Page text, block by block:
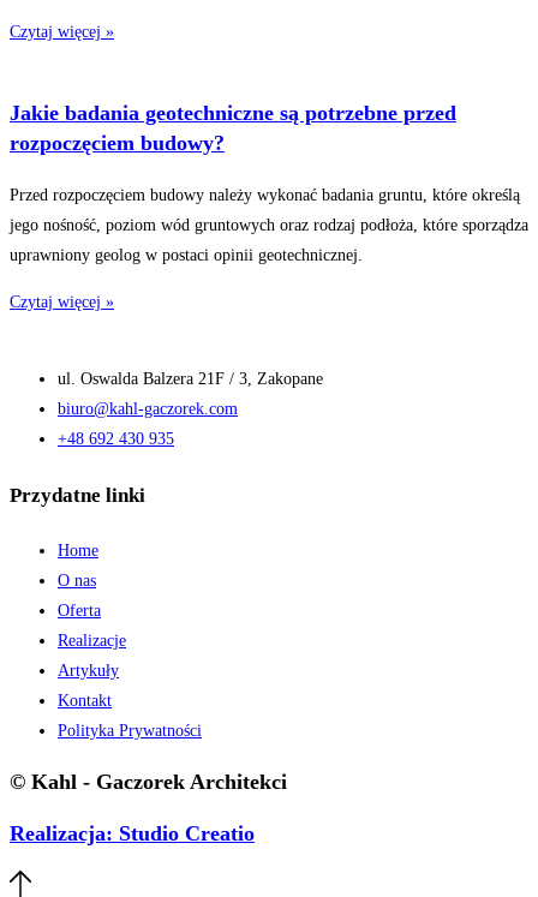
Czytaj więcej »
Jakie badania geotechniczne są potrzebne przed
rozpoczęciem budowy?
Przed rozpoczęciem budowy należy wykonać badania gruntu, które określą
jego nośność, poziom wód gruntowych oraz rodzaj podłoża, które sporządza
uprawniony geolog w postaci opinii geotechnicznej.
Czytaj więcej »
ul. Oswalda Balzera 21F / 3, Zakopane
biuro@kahl-gaczorek.com
+48 692 430 935
Przydatne linki
Home
O nas
Oferta
Realizacje
Artykuły
Kontakt
Polityka Prywatności
© Kahl - Gaczorek Architekci
Realizacja: Studio Creatio